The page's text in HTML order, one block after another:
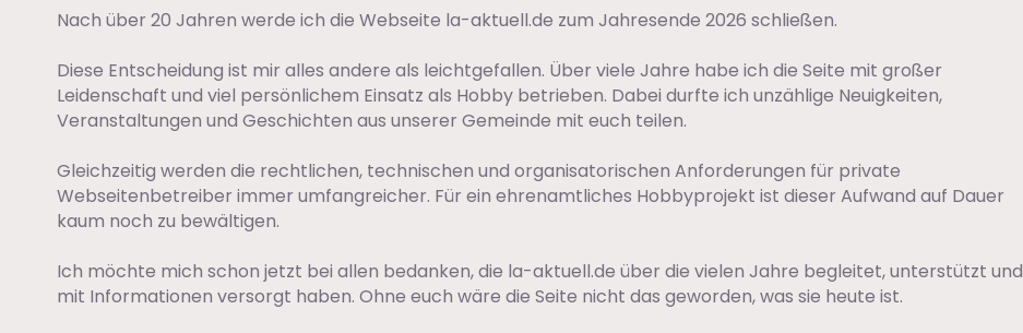
Nach über 20 Jahren werde ich die Webseite la-aktuell.de zum Jahresende 2026 schließen.
Diese Entscheidung ist mir alles andere als leichtgefallen. Über viele Jahre habe ich die Seite mit großer
Leidenschaft und viel persönlichem Einsatz als Hobby betrieben. Dabei durfte ich unzählige Neuigkeiten,
Veranstaltungen und Geschichten aus unserer Gemeinde mit euch teilen.
Gleichzeitig werden die rechtlichen, technischen und organisatorischen Anforderungen für private
Webseitenbetreiber immer umfangreicher. Für ein ehrenamtliches Hobbyprojekt ist dieser Aufwand auf Dauer
kaum noch zu bewältigen.
Ich möchte mich schon jetzt bei allen bedanken, die la-aktuell.de über die vielen Jahre begleitet, unterstützt und
mit Informationen versorgt haben. Ohne euch wäre die Seite nicht das geworden, was sie heute ist.